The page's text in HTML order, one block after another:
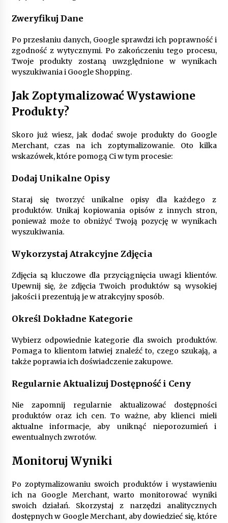
Zweryfikuj Dane
Po przesłaniu danych, Google sprawdzi ich poprawność i
zgodność z wytycznymi. Po zakończeniu tego procesu,
Twoje produkty zostaną uwzględnione w wynikach
wyszukiwania i Google Shopping.
Jak Zoptymalizować Wystawione
Produkty?
Skoro już wiesz, jak dodać swoje produkty do Google
Merchant, czas na ich zoptymalizowanie. Oto kilka
wskazówek, które pomogą Ci w tym procesie:
Dodaj Unikalne Opisy
Staraj się tworzyć unikalne opisy dla każdego z
produktów. Unikaj kopiowania opisów z innych stron,
ponieważ może to obniżyć Twoją pozycję w wynikach
wyszukiwania.
Wykorzystaj Atrakcyjne Zdjęcia
Zdjęcia są kluczowe dla przyciągnięcia uwagi klientów.
Upewnij się, że zdjęcia Twoich produktów są wysokiej
jakości i prezentują je w atrakcyjny sposób.
Określ Dokładne Kategorie
Wybierz odpowiednie kategorie dla swoich produktów.
Pomaga to klientom łatwiej znaleźć to, czego szukają, a
także poprawia ich doświadczenie zakupowe.
Regularnie Aktualizuj Dostępność i Ceny
Nie zapomnij regularnie aktualizować dostępności
produktów oraz ich cen. To ważne, aby klienci mieli
aktualne informacje, aby uniknąć nieporozumień i
ewentualnych zwrotów.
Monitoruj Wyniki
Po zoptymalizowaniu swoich produktów i wystawieniu
ich na Google Merchant, warto monitorować wyniki
swoich działań. Skorzystaj z narzędzi analitycznych
dostępnych w Google Merchant, aby dowiedzieć się, które